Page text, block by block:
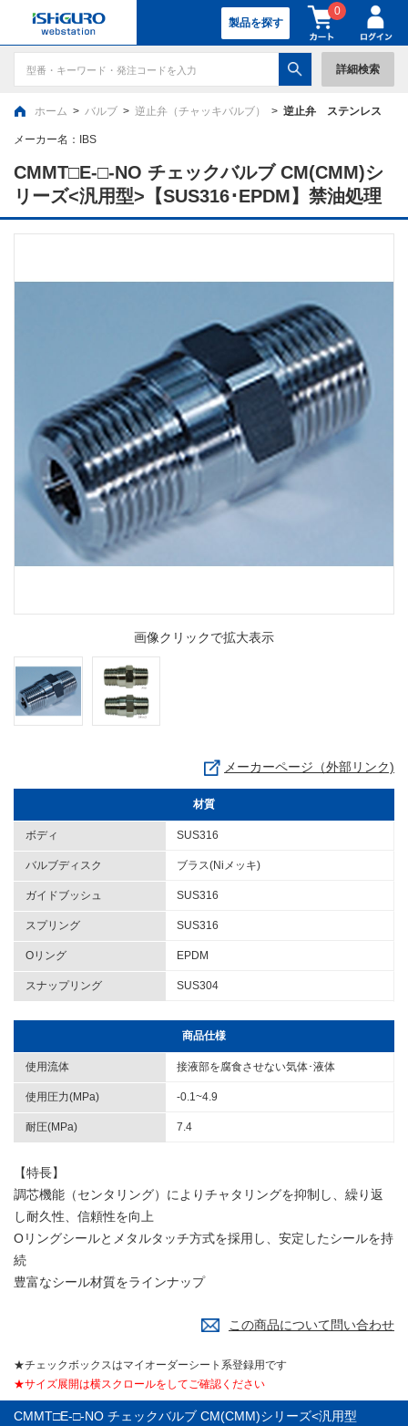
製品を探す
0
詳細検索
ホーム > バルブ > 逆止弁（チャッキバルブ） > 逆止弁 ステンレス
メーカー名： IBS
CMMT□E-□-NO チェックバルブ CM(CMM)シ
リーズ<汎用型>【SUS316･EPDM】禁油処理
画像クリックで拡大表示
メーカーページ（外部リンク)
材質
ボディ SUS316
バルブディスク ブラス(Niメッキ)
ガイドブッシュ SUS316
スプリング SUS316
Oリング EPDM
スナップリング SUS304
商品仕様
使用流体 接液部を腐食させない気体･液体
使用圧力(MPa) -0.1~4.9
耐圧(MPa) 7.4
【特長】
調芯機能（センタリング）によりチャタリングを抑制し、繰り返
し耐久性、信頼性を向上
Oリングシールとメタルタッチ方式を採用し、安定したシールを持
続
豊富なシール材質をラインナップ
この商品について問い合わせ
★チェックボックスはマイオーダーシート系登録用です
★サイズ展開は横スクロールをしてご確認ください
CMMT□E-□-NO チェックバルブ CM(CMM)シリーズ<汎用型